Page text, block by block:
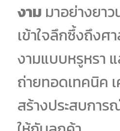
งาม มาอย่างยาว
เข้าใจลึกซึ้งถึงศ
งามแบบหรูหรา
ถ่ายทอดเทคนิค
สร้างประสบการ